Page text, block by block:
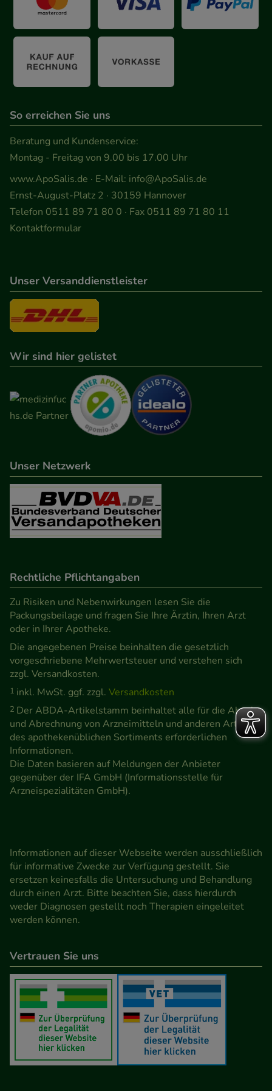
unserer Website sammeln, mit deren Hilfe wir
unsere Website weiter für Sie optimieren können,
den Inhalt auf unserer Website aber auch die
Werbung auf Drittseiten möglichst relevant für Sie
zu gestalten. Bitte beachten Sie, dass Daten hierfür
teilweise an Dritte wie z.B. Google oder soziale
So erreichen Sie uns
Beratung und Kundenservice:
Montag - Freitag von 9.00 bis 17.00 Uhr
www.ApoSalis.de · E-Mail: info@ApoSalis.de
Ernst-August-Platz 2 · 30159 Hannover
Telefon 0511 89 71 80 0 · Fax 0511 89 71 80 11
Kontaktformular
Unser Versanddienstleister
Wir sind hier gelistet
Unser Netzwerk
Rechtliche Pflichtangaben
Zu Risiken und Nebenwirkungen lesen Sie die
Packungsbeilage und fragen Sie Ihre Ärztin, Ihren Arzt
oder in Ihrer Apotheke.
Die angegebenen Preise beinhalten die gesetzlich
vorgeschriebene Mehrwertsteuer und verstehen sich
zzgl. Versandkosten.
1 inkl. MwSt. ggf. zzgl. Versandkosten
2 Der ABDA-Artikelstamm beinhaltet alle für die Abgabe
und Abrechnung von Arzneimitteln und anderen Artikeln
des apothekenüblichen Sortiments erforderlichen
Informationen.
Die Daten basieren auf Meldungen der Anbieter
gegenüber der IFA GmbH (Informationsstelle für
Arzneispezialitäten GmbH).
Informationen auf dieser Webseite werden ausschließlich
für informative Zwecke zur Verfügung gestellt. Sie
ersetzen keinesfalls die Untersuchung und Behandlung
durch einen Arzt. Bitte beachten Sie, dass hierdurch
weder Diagnosen gestellt noch Therapien eingeleitet
werden können.
Vertrauen Sie uns